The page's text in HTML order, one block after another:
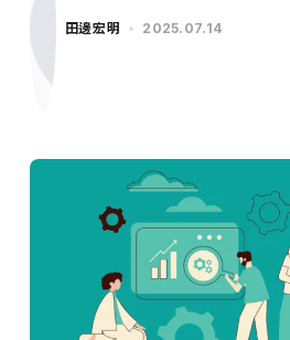
田邊宏明 2025.07.14